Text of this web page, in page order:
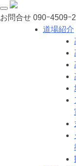
お問合せ 090ｰ4509ｰ
道場紹介